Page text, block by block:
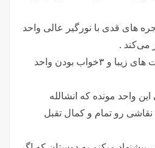
های قدی با نورگیر عالی واحد
می‌کند .
حسن دیگر این واحد کابینت های زیبا و ۳خواب بودن واحد
واحد مونده که انشالله
رو تمام و کمال تقبل